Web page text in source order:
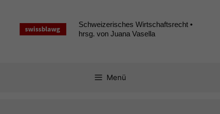
springen
Schweizerisches Wirtschaftsrecht •
hrsg. von Juana Vasella
Menü